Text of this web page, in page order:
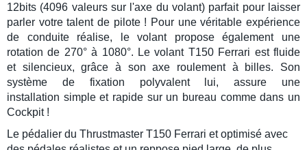
12bits (4096 valeurs sur l'axe du volant) parfait pour laisser
parler votre talent de pilote ! Pour une véritable expérience
de conduite réalise, le volant propose également une
rotation de 270° à 1080°. Levolant T150 Ferrari est fluide
et silencieux, grâce à son axe roulement à billes. Son
système de fixation polyvalent lui, assure une
installation simple et rapide sur un bureau comme dans un
Cockpit !
Le pédalier du Thrustmaster T150 Ferrari et optimisé avec